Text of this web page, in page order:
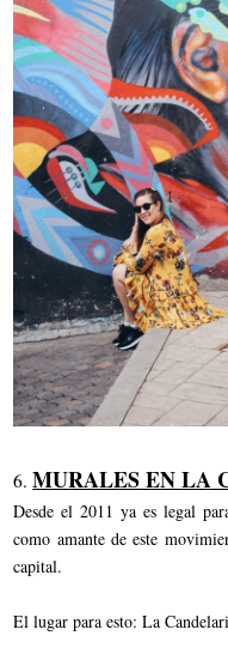
6.MURALES EN LA
Desde el 2011 ya es legal
como amante de este
capital.
El lugar para esto: La